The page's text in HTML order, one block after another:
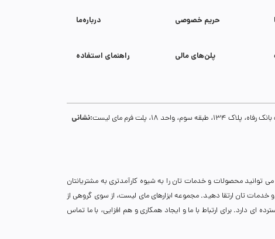
درباره‌ما حریم خصوصی
راهنمای استفاده پلن‌های مالی
نشانی: 18، پلت فرم مای لیست
توانید محصولات و خدمات تان را به شیوه کارآمدتری به مشتریانتان
و خدمات تان ارتقا دهید. مجموعه ابزارهای مای لیست، از سوی گروهی از
ای دارد. برای ارتباط با ما و ایجاد همکاری و هم افزایی، با ما تماس